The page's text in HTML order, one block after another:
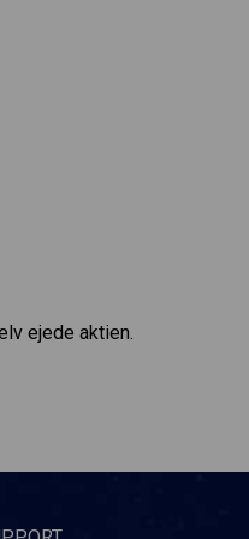
ejede aktien.